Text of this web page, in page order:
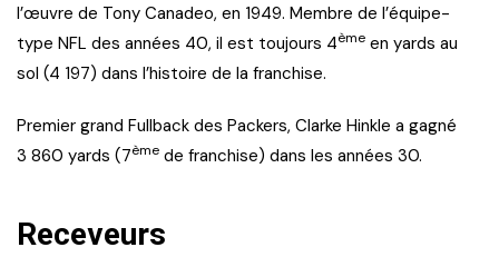
l’œuvre de Tony Canadeo, en 1949. Membre de l’équipe-
type NFL des années 40, il est toujours 4ème en yards au
sol (4 197) dans l’histoire de la franchise.
Premier grand Fullback des Packers, Clarke Hinkle a gagné
3 860 yards (7ème de franchise) dans les années 30.
Receveurs